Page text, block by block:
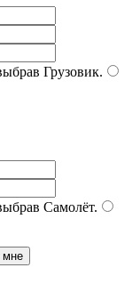
Грузовик.
Самолёт.